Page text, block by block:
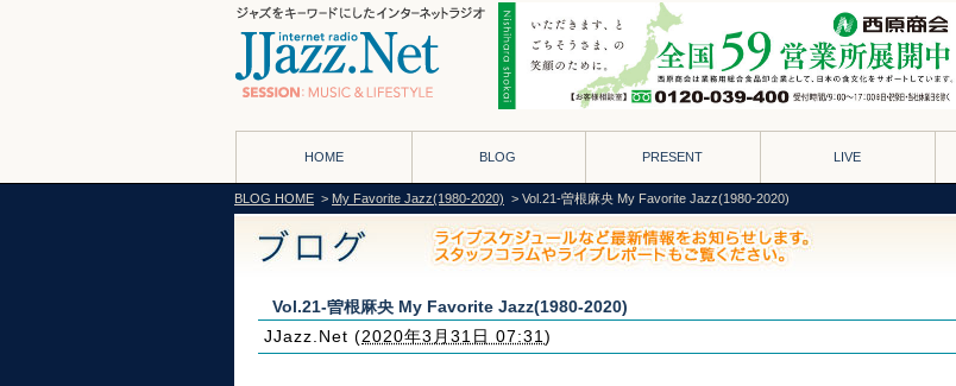
HOME BLOG PRESENT LIVE
BLOG HOME > My Favorite Jazz(1980-2020) > Vol.21-曽根麻央 My Favorite Jazz(1980-2020)
Vol.21-曽根麻央 My Favorite Jazz(1980-2020)
JJazz.Net (2020年3月31日 07:31 )